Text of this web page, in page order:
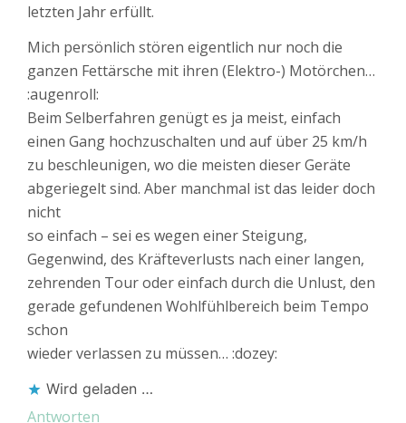
letzten Jahr erfüllt.
Mich persönlich stören eigentlich nur noch die
ganzen Fettärsche mit ihren (Elektro-) Motörchen…
:augenroll:
Beim Selberfahren genügt es ja meist, einfach
einen Gang hochzuschalten und auf über 25 km/h
zu beschleunigen, wo die meisten dieser Geräte
abgeriegelt sind. Aber manchmal ist das leider doch
nicht
so einfach – sei es wegen einer Steigung,
Gegenwind, des Kräfteverlusts nach einer langen,
zehrenden Tour oder einfach durch die Unlust, den
gerade gefundenen Wohlfühlbereich beim Tempo
schon
wieder verlassen zu müssen… :dozey:
Wird geladen …
Antworten